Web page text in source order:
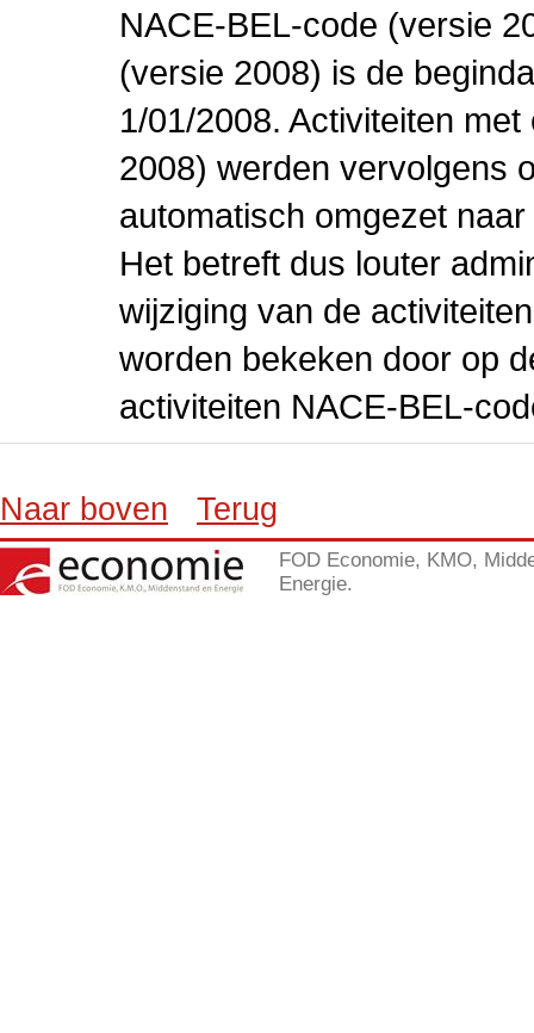
NACE-BEL-code (versie
(versie 2008) is de
1/01/2008. Activiteiten
2008) werden vervolgens
automatisch omgezet
Het betreft dus louter
wijziging van de
worden bekeken door op
activiteiten NACE-BEL-
Naar boven Terug
FOD Economie, KMO,
Energie.